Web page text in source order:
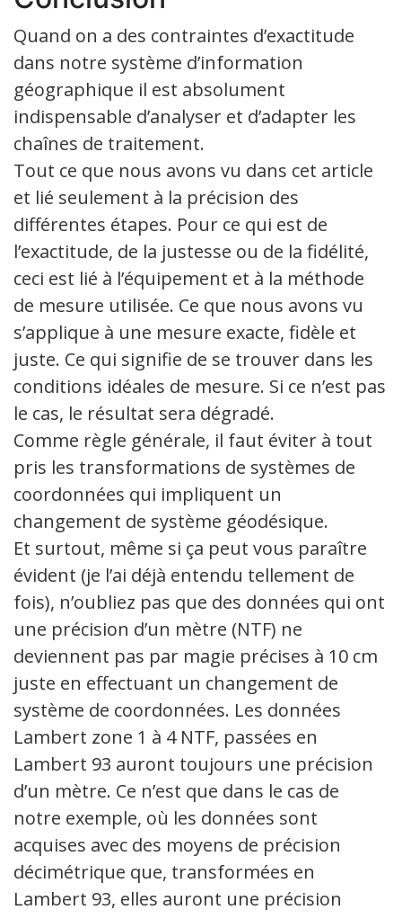
Quand on a des contraintes d’exactitude
dans notre système d’information
géographique il est absolument
indispensable d’analyser et d’adapter les
chaînes de traitement.
Tout ce que nous avons vu dans cet article
et lié seulement à la précision des
différentes étapes. Pour ce qui est de
l’exactitude, de la justesse ou de la fidélité,
ceci est lié à l’équipement et à la méthode
de mesure utilisée. Ce que nous avons vu
s’applique à une mesure exacte, fidèle et
juste. Ce qui signifie de se trouver dans les
conditions idéales de mesure. Si ce n’est pas
le cas, le résultat sera dégradé.
Comme règle générale, il faut éviter à tout
pris les transformations de systèmes de
coordonnées qui impliquent un
changement de système géodésique.
Et surtout, même si ça peut vous paraître
évident (je l’ai déjà entendu tellement de
fois), n’oubliez pas que des données qui ont
une précision d’un mètre (NTF) ne
deviennent pas par magie précises à 10 cm
juste en effectuant un changement de
système de coordonnées. Les données
Lambert zone 1 à 4 NTF, passées en
Lambert 93 auront toujours une précision
d’un mètre. Ce n’est que dans le cas de
notre exemple, où les données sont
acquises avec des moyens de précision
décimétrique que, transformées en
Lambert 93, elles auront une précision